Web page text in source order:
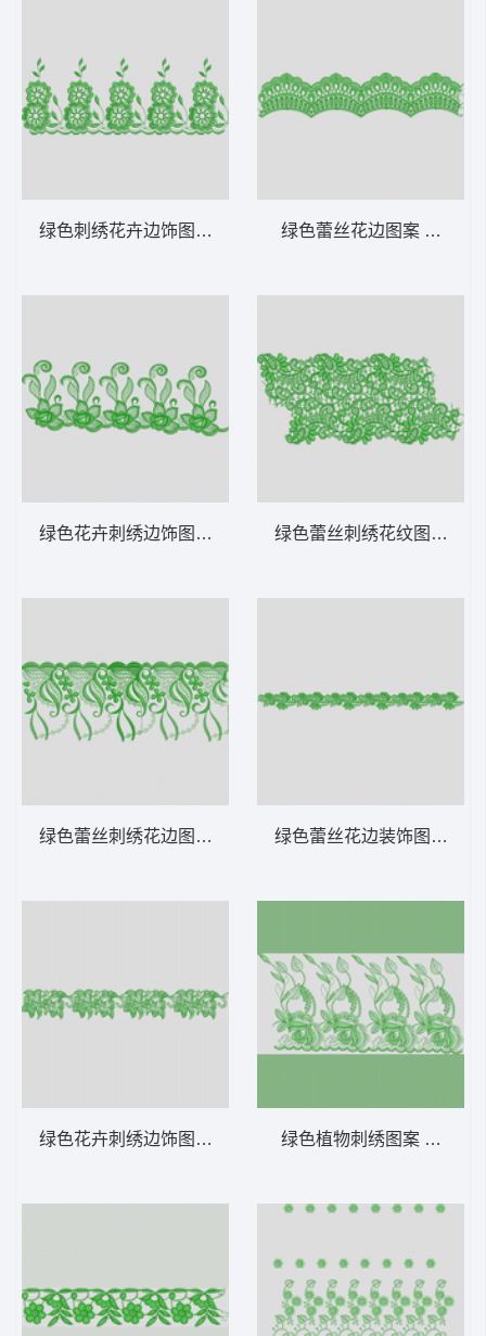
绿色刺绣花卉边饰图案 水溶
绿色花卉刺绣边饰图案 水溶
绿色蕾丝刺绣花边图案 水溶
绿色花卉刺绣边饰图案 水溶
绿色蕾丝花边图案 水溶
绿色蕾丝刺绣花纹图案 水溶
绿色蕾丝花边装饰图案 水溶
绿色植物刺绣图案 水溶